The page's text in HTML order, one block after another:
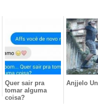
Quer sair pra
tomar alguma
coisa?
Anjjelo